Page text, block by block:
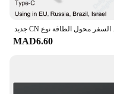
MAD6.60